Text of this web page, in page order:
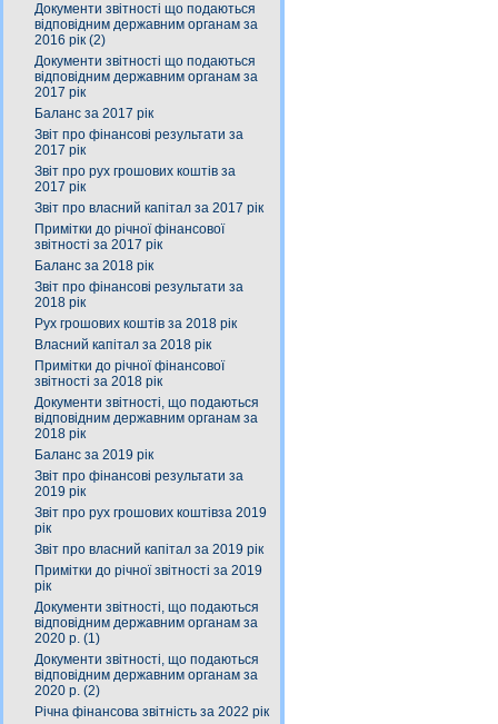
Документи звітності що подаються
відповідним державним органам за
2016 рік (2)
Документи звітності що подаються
відповідним державним органам за
2017 рік
Баланс за 2017 рік
Звіт про фінансові результати за
2017 рік
Звіт про рух грошових коштів за
2017 рік
Звіт про власний капітал за 2017 рік
Примітки до річної фінансової
звітності за 2017 рік
Баланс за 2018 рік
Звіт про фінансові результати за
2018 рік
Рух грошових коштів за 2018 рік
Власний капітал за 2018 рік
Примітки до річної фінансової
звітності за 2018 рік
Документи звітності, що подаються
відповідним державним органам за
2018 рік
Баланс за 2019 рік
Звіт про фінансові результати за
2019 рік
Звіт про рух грошових коштівза 2019
рік
Звіт про власний капітал за 2019 рік
Примітки до річної звітності за 2019
рік
Документи звітності, що подаються
відповідним державним органам за
2020 р. (1)
Документи звітності, що подаються
відповідним державним органам за
2020 р. (2)
Річна фінансова звітність за 2022 рік